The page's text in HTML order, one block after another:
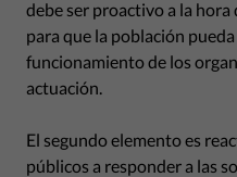
debe ser proactivo a la
para que la población
funcionamiento de los
actuación.
El segundo elemento es
públicos a responder a las